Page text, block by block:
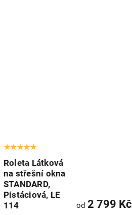
Roleta Látková
na střešní okna
STANDARD,
Pistáciová, LE
114
od 2 799 Kč